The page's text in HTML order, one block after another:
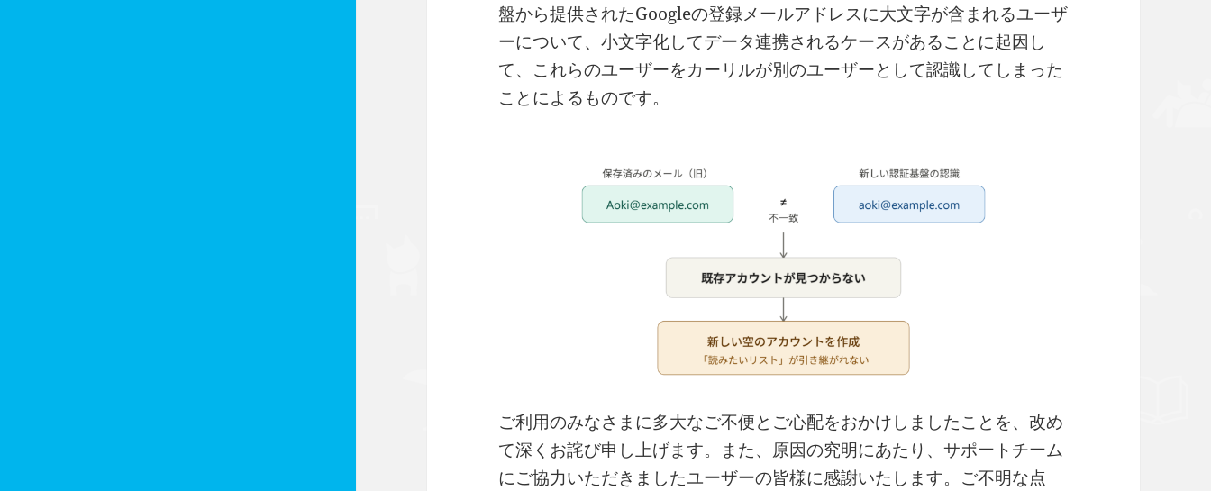
盤から提供されたGoogleの登録メールアドレスに大文字が含まれるユーザ
ーについて、小文字化してデータ連携されるケースがあることに起因し
て、これらのユーザーをカーリルが別のユーザーとして認識してしまった
ことによるものです。
ご利用のみなさまに多大なご不便とご心配をおかけしましたことを、改め
て深くお詫び申し上げます。また、原因の究明にあたり、サポートチーム
にご協力いただきましたユーザーの皆様に感謝いたします。ご不明な点